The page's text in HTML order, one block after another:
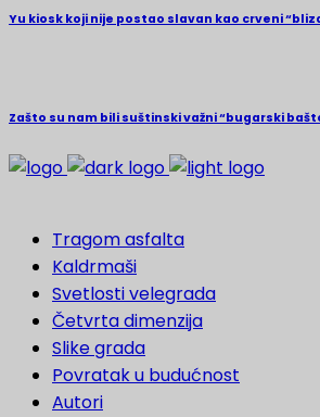
Yu kiosk koji nije postao slavan kao crveni
Zašto su nam bili suštinski važni “bugarski
Tragom asfalta
Kaldrmaši
Svetlosti velegrada
Četvrta dimenzija
Slike grada
Povratak u budućnost
Autori